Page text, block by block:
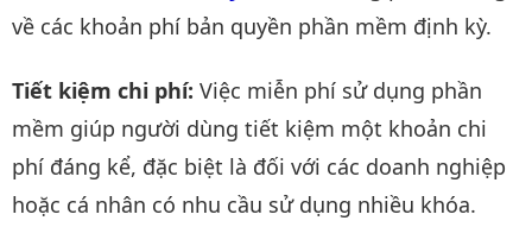
về các khoản phí bản quyền phần mềm định kỳ.
Tiết kiệm chi phí: Việc miễn phí sử dụng phần
mềm giúp người dùng tiết kiệm một khoản chi
phí đáng kể, đặc biệt là đối với các doanh nghiệp
hoặc cá nhân có nhu cầu sử dụng nhiều khóa.